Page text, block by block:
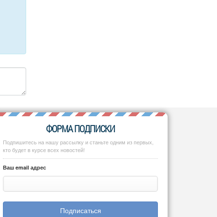
ФОРМА ПОДПИСКИ
Подпишитесь на нашу рассылку и станьте одним из первых,
кто будет в курсе всех новостей!
Ваш email адрес
Подписаться